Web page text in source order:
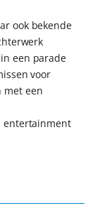
ook bekende
een parade
voor
met een
entertainment